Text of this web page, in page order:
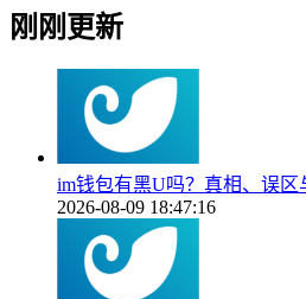
刚刚更新
im钱包有黑U吗？真相、误区
2026-08-09 18:47:16